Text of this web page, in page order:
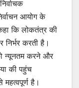
आयोग के
कि लोकतंत्र की
करती है।
न्यूनतम करने और
की पहुंच
है।